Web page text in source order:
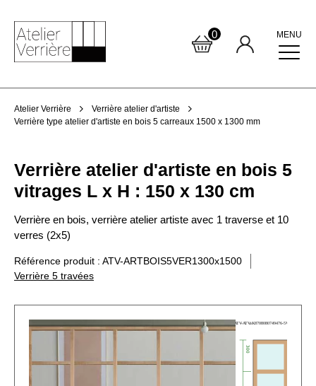
0 MENU
Atelier Verrière
Verrière atelier d'artiste
Verrière type atelier d'artiste en bois 5 carreaux 1500 x 1300 mm
Verrière atelier d'artiste en bois 5
vitrages L x H : 150 x 130 cm
Verrière en bois, verrière atelier artiste avec 1 traverse et 10
verres (2x5)
Référence produit : ATV-ARTBOIS5VER1300x1500
Verrière 5 travées